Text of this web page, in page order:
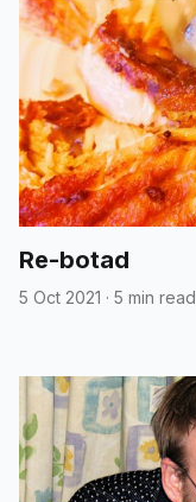
Re-botad
5 Oct 2021 · 5 min read